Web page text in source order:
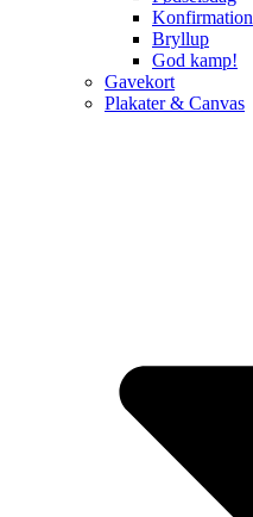
Konfirmation
Bryllup
God kamp!
Gavekort
Plakater & Canvas